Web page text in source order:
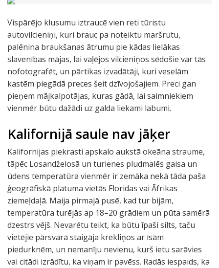
Vispārējo klusumu iztraucē vien reti tūristu
autovilcieniņi, kuri brauc pa noteiktu maršrutu,
palēnina braukšanas ātrumu pie kādas lielākas
slavenības mājas, lai vaļējos vilcieniņos sēdošie var tās
nofotografēt, un pārtikas izvadātāji, kuri veselām
kastēm piegādā preces šeit dzīvojošajiem. Preci gan
pieņem mājkalpotājas, kuras gādā, lai saimniekiem
vienmēr būtu dažādi uz galda liekami labumi.
Kalifornijā saule nav jāķer
Kalifornijas piekrasti apskalo aukstā okeāna straume,
tāpēc Losandželosā un turienes pludmalēs gaisa un
ūdens temperatūra vienmēr ir zemāka nekā tāda paša
ģeogrāfiskā platuma vietās Floridas vai Āfrikas
ziemeļdaļā. Maija pirmajā pusē, kad tur bijām,
temperatūra turējās ap 18–20 grādiem un pūta samērā
dzestrs vējš. Nevarētu teikt, ka būtu īpaši silts, taču
vietējie pārsvarā staigāja krekliņos ar īsām
piedurknēm, un nemanīju nevienu, kurš ietu sarāvies
vai citādi izrādītu, ka viņam ir pavēss. Radās iespaids, ka